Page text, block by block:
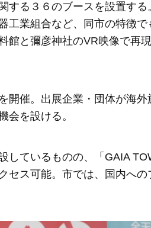
る３６のブースを設置する
工業組合など、同市の特徴
館と彌彦神社のVR映像で再
開催。出展企業・団体が海
会を設ける。
しているものの、「GAIA
セス可能。市では、国内への